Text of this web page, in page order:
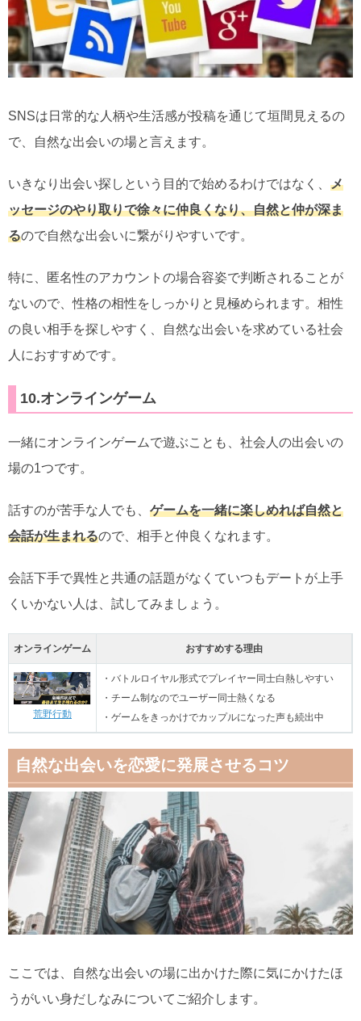
SNSは日常的な人柄や生活感が投稿を通じて垣間見えるの
で、自然な出会いの場と言えます。
いきなり出会い探しという目的で始めるわけではなく、 メ
ッセージのやり取りで徐々に仲良くなり、自然と仲が深ま
るので自然な出会いに繋がりやすいです。
特に、匿名性のアカウントの場合容姿で判断されることが
ないので、性格の相性をしっかりと見極められます。相性
の良い相手を探しやすく、自然な出会いを求めている社会
人におすすめです。
10.オンラインゲーム
一緒にオンラインゲームで遊ぶことも、社会人の出会いの
場の1つです。
話すのが苦手な人でも、 ゲームを一緒に楽しめれば自然と
会話が生まれるので、相手と仲良くなれます。
会話下手で異性と共通の話題がなくていつもデートが上手
くいかない人は、試してみましょう。
オンラインゲーム おすすめする理由
荒野行動
・バトルロイヤル形式でプレイヤー同士白熱しやすい
・チーム制なのでユーザー同士熱くなる
・ゲームをきっかけでカップルになった声も続出中
自然な出会いを恋愛に発展させるコツ
ここでは、自然な出会いの場に出かけた際に気にかけたほ
うがいい身だしなみについてご紹介します。